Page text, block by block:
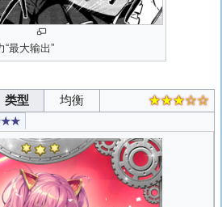
最大输出”
类型 均衡 ★★★☆☆